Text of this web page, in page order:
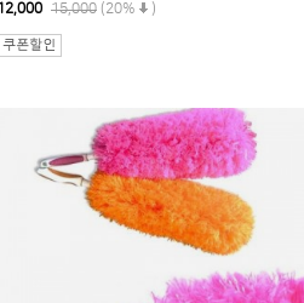
15,000 (20% )